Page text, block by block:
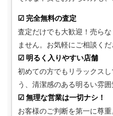
☑ 完全無料の査定
査定だけでも大歓迎！売ら
ません。お気軽にご相談くだ
☑ 明るく入りやすい店舗
初めての方でもリラックス
う、清潔感のある明るい雰囲
☑ 無理な営業は一切ナシ！
お客様のご判断を第一に尊